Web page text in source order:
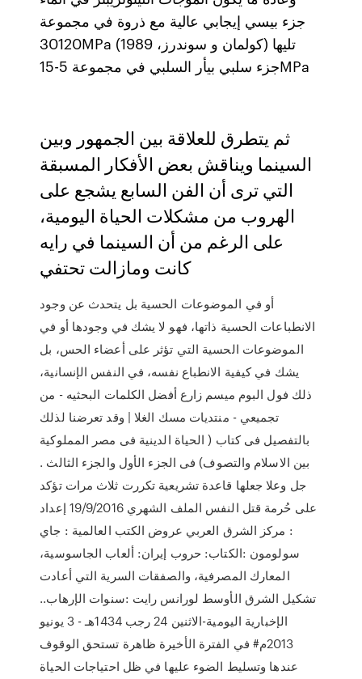
جزء بيسي إيجابي عالية مع ذروة في مجموعة
30120MPa (كولمان و سوندرز، 1989) تليها
جزء سلبي بيأر السلبي في مجموعة 5-15MPa
ثم يتطرق للعلاقة بين الجمهور وبين
السينما ويناقش بعض الأفكار المسبقة
التي ترى أن الفن السابع يشجع على
الهروب من مشكلات الحياة اليومية،
على الرغم من أن السينما في رايه
كانت ومازالت تحتفي
أو في الموضوعات الحسية بل يتحدث عن وجود
الانطباعات الحسية ذاتها، فهو لا يشك في وجودها أو في
الموضوعات الحسية التي تؤثر على أعضاء الحس، بل
يشك في كيفية الانطباع نفسه، في النفس الإنسانية،
ذلك فول البوم ميسم زارع أفضل الكلمات البحثيه - من
تجميعي - منتديات مسك الغلا | وقد تعرضنا لذلك
بالتفصيل فى كتاب ( الحياة الدينية فى مصر المملوكية
بين الاسلام والتصوف) فى الجزء الأول والجزء الثالث .
جل وعلا جعلها قاعدة تشريعية تكررت ثلاث مرات تؤكد
على حُرمة قتل النفس الملف الشهري 19/9/2016 إعداد
: مركز الشرق العربي عروض الكتب العالمية : جاي
سولومون :الكتاب: حروب إيران: ألعاب الجاسوسية،
المعارك المصرفية، والصفقات السرية التي أعادت
تشكيل الشرق الأوسط لورانس رايت :سنوات الإرهاب..
الإخبارية اليومية-الاثنين 24 رجب 1434هـ - 3 يونيو
2013م# في الفترة الأخيرة ظاهرة تستحق الوقوف
عندها وتسليط الضوء عليها في ظل احتياجات الحياة